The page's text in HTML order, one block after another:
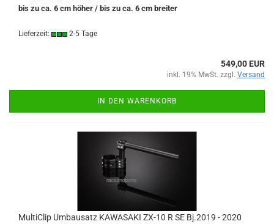
bis zu ca. 6 cm höher / bis zu ca. 6 cm breiter
Lieferzeit: 2-5 Tage
549,00 EUR
inkl. 19% MwSt. zzgl. Versand
IN DEN WARENKORB
MultiClip Umbausatz KAWASAKI ZX-10 R SE Bj.2019 - 2020